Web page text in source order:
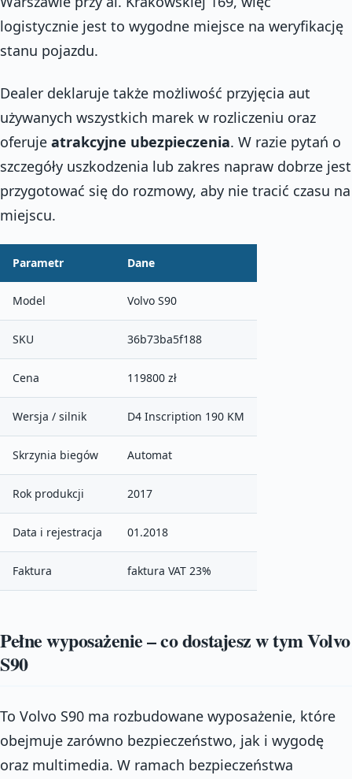
logistycznie jest to wygodne miejsce na weryfikację
stanu pojazdu.
Dealer deklaruje także możliwość przyjęcia aut
używanych wszystkich marek w rozliczeniu oraz
oferuje atrakcyjne ubezpieczenia. W razie pytań o
szczegóły uszkodzenia lub zakres napraw dobrze jest
przygotować się do rozmowy, aby nie tracić czasu na
miejscu.
Parametr Dane
Model Volvo S90
SKU 36b73ba5f188
Cena 119800 zł
Wersja / silnik D4 Inscription 190 KM
Skrzynia biegów Automat
Rok produkcji 2017
Data i rejestracja 01.2018
Faktura faktura VAT 23%
Pełne wyposażenie – co dostajesz w tym Volvo
S90
To Volvo S90 ma rozbudowane wyposażenie, które
obejmuje zarówno bezpieczeństwo, jak i wygodę
oraz multimedia. W ramach bezpieczeństwa